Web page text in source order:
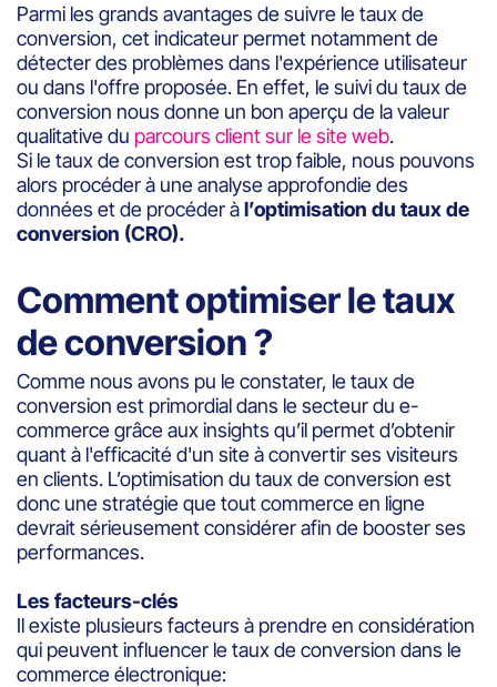
Parmi les grands avantages de suivre le taux de
conversion, cet indicateur permet notamment de
détecter des problèmes dans l'expérience utilisateur
ou dans l'offre proposée. En effet, le suivi du taux de
conversion nous donne un bon aperçu de la valeur
qualitative du parcours client sur le site web.
Si le taux de conversion est trop faible, nous pouvons
alors procéder à une analyse approfondie des
données et de procéder àl’optimisation du taux de
conversion (CRO).
Comment optimiser le taux
de conversion ?
Comme nous avons pu le constater, le taux de
conversion est primordial dans le secteur du e-
commerce grâce aux insights qu’il permet d’obtenir
quant à l'efficacité d'un site à convertir ses visiteurs
en clients. L’optimisation du taux de conversion est
donc une stratégie que tout commerce en ligne
devrait sérieusement considérer afin de booster ses
performances.
Les facteurs-clés
Il existe plusieurs facteurs à prendre en considération
qui peuvent influencer le taux de conversion dans le
commerce électronique: